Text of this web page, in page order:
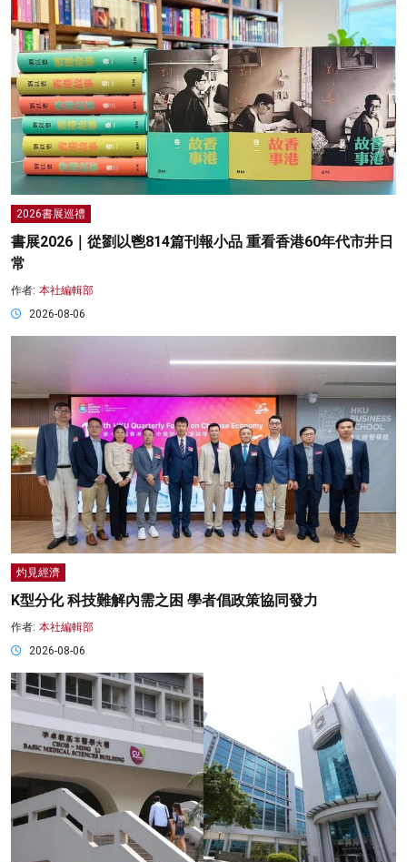
2026書展巡禮
書展2026｜從劉以鬯814篇刊報小品 重看香港60年代市井日
常
作者: 本社編輯部
2026-08-06
灼見經濟
K型分化 科技難解內需之困 學者倡政策協同發力
作者: 本社編輯部
2026-08-06